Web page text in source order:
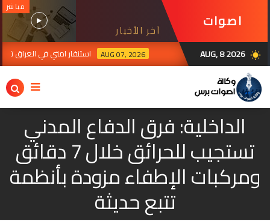
اصوات
برس
آخر الأخبار
مباشر
wb_sunny
AUG, 8 2026
AUG 07, 2026 استنفار امتي في العراق ترقبا لرد
الداخلية: فرق الدفاع المدني
تستجيب للحرائق خلال 7 دقائق
ومركبات الإطفاء مزودة بأنظمة
تتبع حديثة